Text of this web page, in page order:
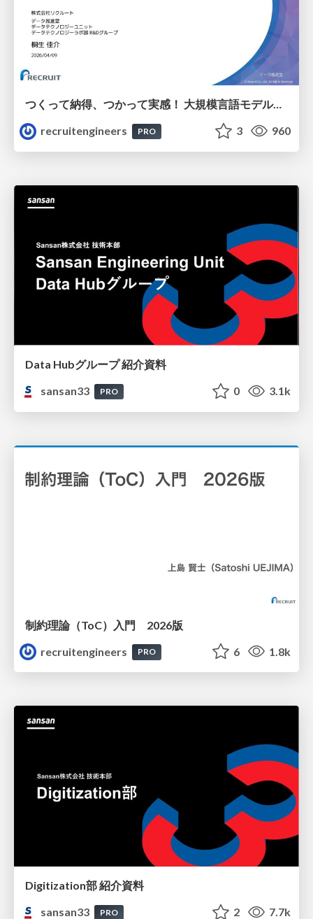
つくって納得、つかって実感！ 大規模言語モデルことはじめ ver2.0
recruitengineers
PRO 3 960
Data Hubグループ 紹介資料
sansan33
PRO 0 3.1k
制約理論（ToC）入門 2026版
recruitengineers
PRO 6 1.8k
Digitization部 紹介資料
sansan33
PRO 2 7.7k